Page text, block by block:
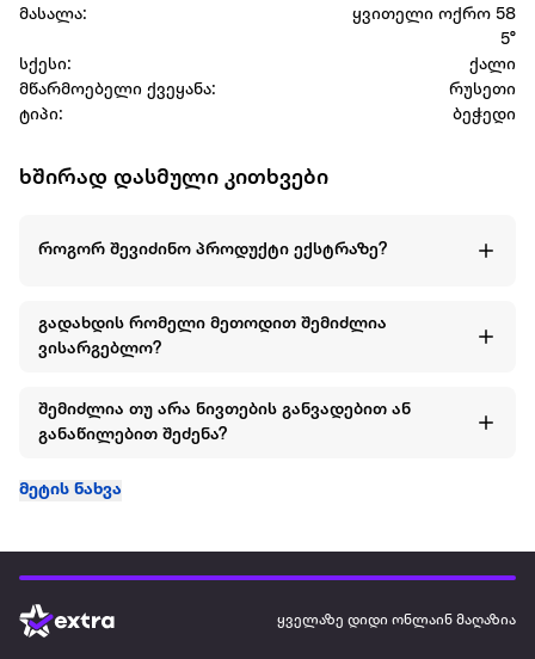
მასალა:
ყვითელი ოქრო 58
5°
სქესი:
ქალი
მწარმოებელი ქვეყანა:
რუსეთი
ტიპი:
ბეჭედი
ხშირად დასმული კითხვები
როგორ შევიძინო პროდუქტი ექსტრაზე?
გადახდის რომელი მეთოდით შემიძლია
ვისარგებლო?
შემიძლია თუ არა ნივთების განვადებით ან
განაწილებით შეძენა?
მეტის ნახვა
ყველაზე დიდი ონლაინ მაღაზია